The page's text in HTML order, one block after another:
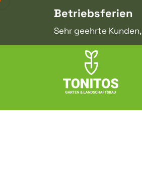
Betriebsferien
Sehr geehrte